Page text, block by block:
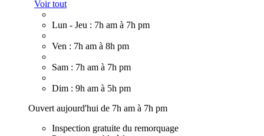
Voir tout
Lun - Jeu : 7h am à 7h pm
Ven : 7h am à 8h pm
Sam : 7h am à 7h pm
Dim : 9h am à 5h pm
Ouvert aujourd'hui de 7h am à 7h pm
Inspection gratuite du remorquage